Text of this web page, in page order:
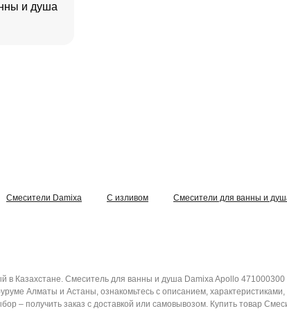
и душа
Смесители Damixa С изливом Смесители для ванны и
Казахстане. Смеситель для ванны и душа Damixa Apollo
Алматы и Астаны, ознакомьтесь с описанием,
– получить заказ с доставкой или самовывозом. Купить товар